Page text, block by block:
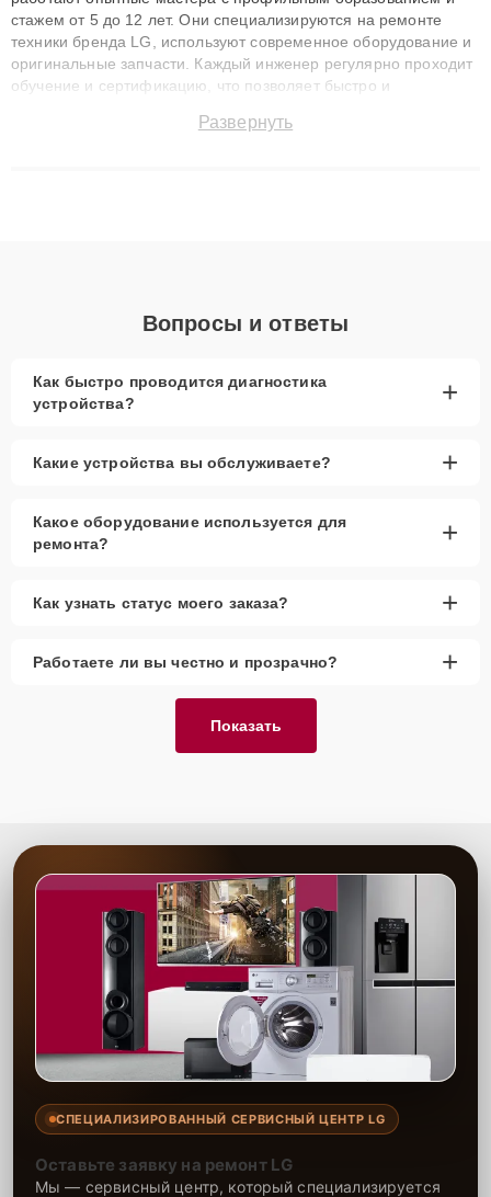
стажем от 5 до 12 лет. Они специализируются на ремонте
техники бренда LG, используют современное оборудование и
оригинальные запчасти. Каждый инженер регулярно проходит
обучение и сертификацию, что позволяет быстро и
сохранением гарантии до 3 лет. Наши мастера решают
Развернуть
Вопросы и ответы
Как быстро проводится диагностика
устройства?
+
Какие устройства вы обслуживаете? +
Какое оборудование используется для
ремонта?
+
Как узнать статус моего заказа? +
Работаете ли вы честно и прозрачно? +
Показать
СПЕЦИАЛИЗИРОВАННЫЙ СЕРВИСНЫЙ ЦЕНТР LG
Оставьте заявку на ремонт LG
Мы — сервисный центр, который специализируется